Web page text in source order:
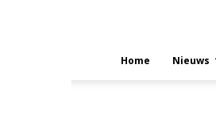
Home Nieuws